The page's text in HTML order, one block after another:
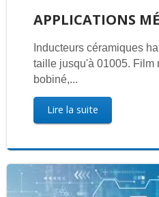
APPLICATIONS
Inducteurs céramiques
taille jusqu'à 01005. Film
bobiné,...
Lire la suite